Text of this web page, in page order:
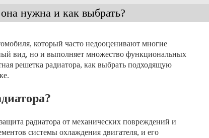
нужна и как выбрать?
который часто недооценивают многие
вид, но и выполняет множество функциональных
решетка радиатора, как выбрать подходящую
радиатора от механических повреждений и
системы охлаждения двигателя, и его